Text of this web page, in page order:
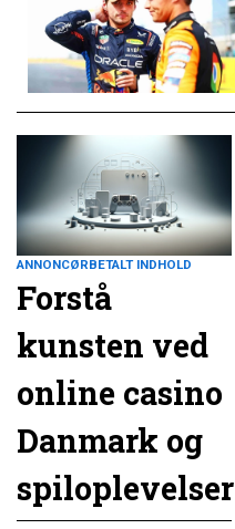
ANNONCØRBETALT INDHOLD
Forstå
kunsten ved
online casino
Danmark og
spiloplevelser